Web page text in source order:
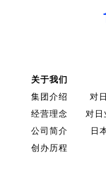
关于我们
集团介绍
经营理念
公司简介
创办历程
对
对
日